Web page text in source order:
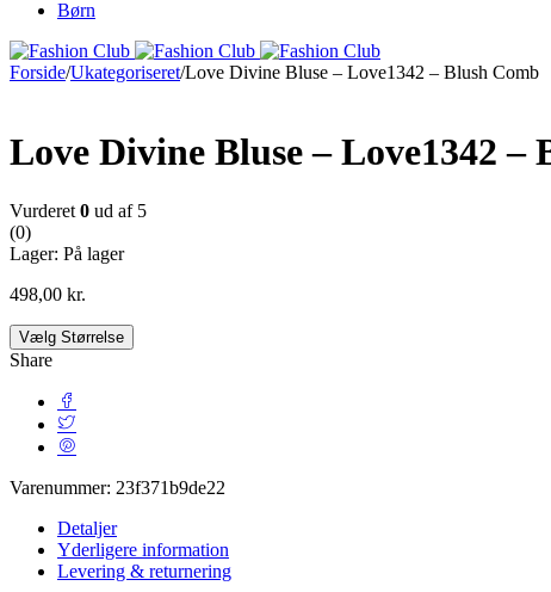
Børn
Forside/Ukategoriseret/Love Divine Bluse – Love1342 – Blush Comb
Love Divine Bluse – Love1342 –
Vurderet 0 ud af 5
(0)
Lager: På lager
498,00 kr.
Vælg Størrelse
Share
Varenummer: 23f371b9de22
Detaljer
Yderligere information
Levering & returnering